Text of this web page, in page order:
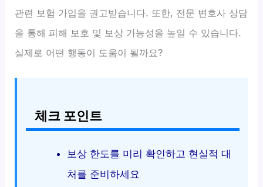
관련 보험 가입을 권고받습니다. 또한, 전문 변호사 상담
을 통해 피해 보호 및 보상 가능성을 높일 수 있습니다.
실제로 어떤 행동이 도움이 될까요?
체크 포인트
보상 한도를 미리 확인하고 현실적 대
처를 준비하세요